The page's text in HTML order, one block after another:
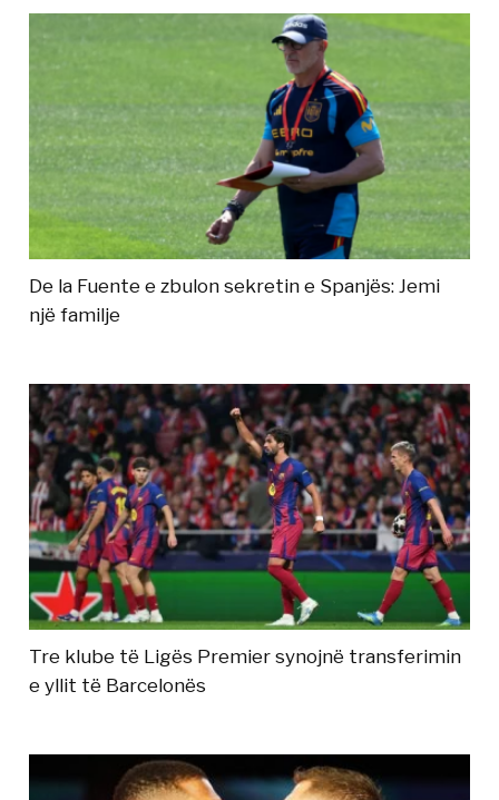
De la Fuente e zbulon sekretin e Spanjës: Jemi
një familje
Tre klube të Ligës Premier synojnë transferimin
e yllit të Barcelonës